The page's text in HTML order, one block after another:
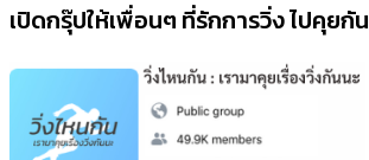
เปิดกรุ๊ปให้เพื่อนๆ ที่รักการวิ่ง ไปคุยกัน